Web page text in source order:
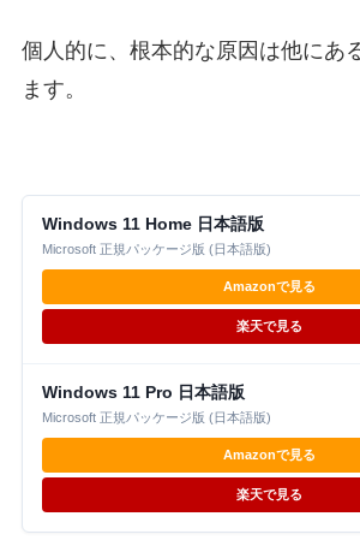
個人的に、根本的な原因は他にあ
ます。
Windows 11 Home 日本語版
Microsoft 正規パッケージ版 (日本語版)
Amazonで見る
楽天で見る
Windows 11 Pro 日本語版
Microsoft 正規パッケージ版 (日本語版)
Amazonで見る
楽天で見る